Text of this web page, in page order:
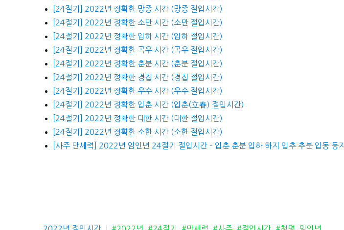
[24절기] 2022년 정확한 망종 시간 (망종 절입시간)
[24절기] 2022년 정확한 소만 시간 (소만 절입시간)
[24절기] 2022년 정확한 입하 시간 (입하 절입시간)
[24절기] 2022년 정확한 곡우 시간 (곡우 절입시간)
[24절기] 2022년 정확한 춘분 시간 (춘분 절입시간)
[24절기] 2022년 정확한 경칩 시간 (경칩 절입시간)
[24절기] 2022년 정확한 우수 시간 (우수 절입시간)
[24절기] 2022년 정확한 입춘 시간 (입춘(立春) 절입시간)
[24절기] 2022년 정확한 대한 시간 (대한 절입시간)
[24절기] 2022년 정확한 소한 시간 (소한 절입시간)
[사주 만세력] 2022년 임인년 24절기 절입시간 – 입춘 춘분 입하 하지 입추 추분 입동 동지
카
태